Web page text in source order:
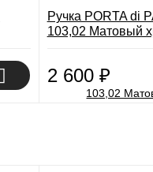
Ручка PORTA di
103,02 Матовый
2 600 ₽